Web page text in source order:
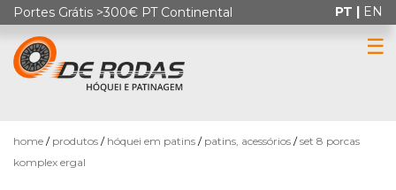
Portes Grátis >300€ PT Continental
☰
PT | EN
home produtos hóquei em patins patins, acessórios
set 8 porcas
komplex ergal